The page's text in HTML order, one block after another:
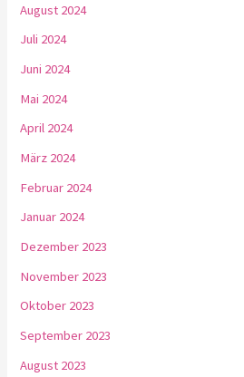
August 2024
Juli 2024
Juni 2024
Mai 2024
April 2024
März 2024
Februar 2024
Januar 2024
Dezember 2023
November 2023
Oktober 2023
September 2023
August 2023